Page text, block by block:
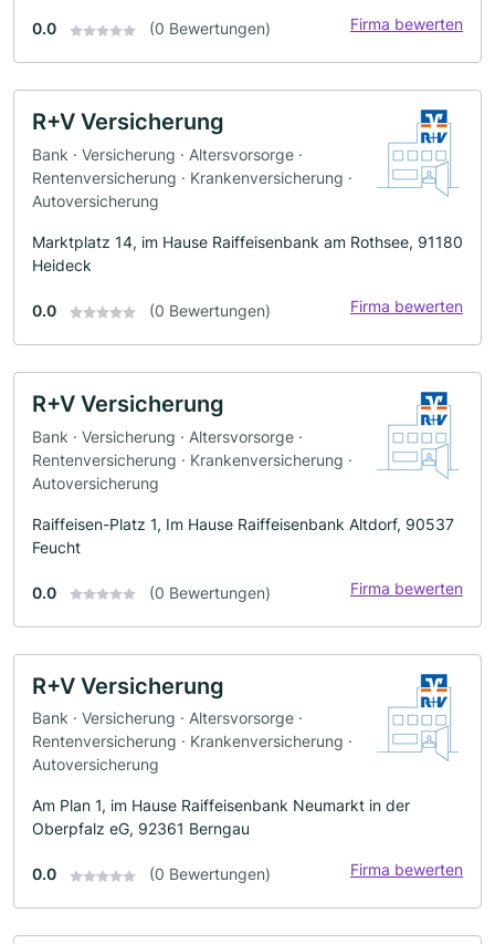
0.0 (0 Bewertungen) Firma bewerten
R+V Versicherung
Bank · Versicherung · Altersvorsorge ·
Rentenversicherung · Krankenversicherung ·
Autoversicherung
Marktplatz 14, im Hause Raiffeisenbank am Rothsee, 91180
Heideck
0.0 (0 Bewertungen) Firma bewerten
R+V Versicherung
Bank · Versicherung · Altersvorsorge ·
Rentenversicherung · Krankenversicherung ·
Autoversicherung
Raiffeisen-Platz 1, Im Hause Raiffeisenbank Altdorf, 90537
Feucht
0.0 (0 Bewertungen) Firma bewerten
R+V Versicherung
Bank · Versicherung · Altersvorsorge ·
Rentenversicherung · Krankenversicherung ·
Autoversicherung
Am Plan 1, im Hause Raiffeisenbank Neumarkt in der
Oberpfalz eG, 92361 Berngau
0.0 (0 Bewertungen) Firma bewerten